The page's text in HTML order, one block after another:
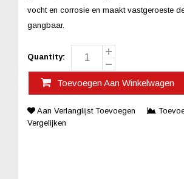
vocht en corrosie en maakt vastgeroeste
gangbaar.
Quantity:
Toevoegen Aan Winkelwagen
Aan Verlanglijst Toevoegen
Vergelijken